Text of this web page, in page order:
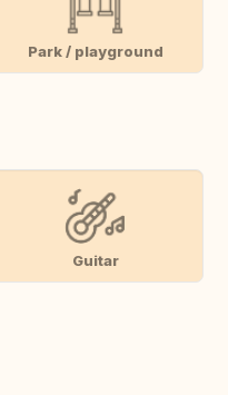
Park / playground
Guitar